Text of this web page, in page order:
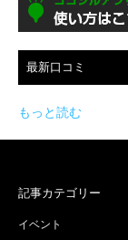
最新口コミ
もっと読む
記事カテゴリー
イベント